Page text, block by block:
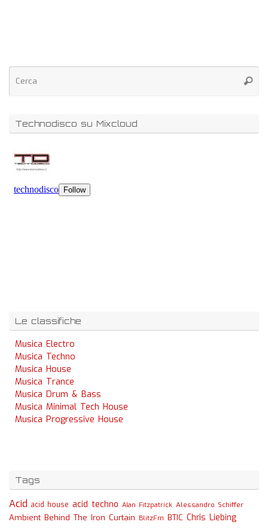
Technodisco su Mixcloud
Le classifiche
Musica Electro
Musica Techno
Musica House
Musica Trance
Musica Drum & Bass
Musica Minimal Tech House
Musica Progressive House
Tags
Acid acid house acid techno Alan Fitzpatrick Alessandro Schiffer
Ambient Behind The Iron Curtain BlitzFm BTIC Chris Liebing